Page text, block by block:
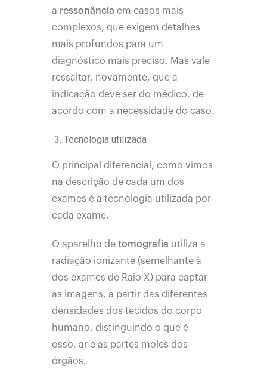
a ressonânciaem casos mais
complexos, que exigem detalhes
mais profundos para um
diagnóstico mais preciso. Mas vale
ressaltar, novamente, que a
indicação deve ser do médico, de
acordo com a necessidade do caso.
Tecnologia utilizada
O principal diferencial, como vimos
na descrição de cada um dos
exames é a tecnologia utilizada por
cada exame.
O aparelho detomografia utiliza a
radiação ionizante (semelhante à
dos exames de Raio X) para captar
as imagens, a partir das diferentes
densidades dos tecidos do corpo
humano, distinguindo o que é
osso, ar e as partes moles dos
órgãos.